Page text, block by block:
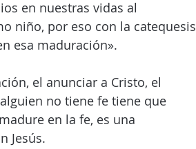
en nuestras vidas al
niño, por eso con la catequesis
esa maduración».
el anunciar a Cristo, el
no tiene fe tiene que
en la fe, es una
Jesús.